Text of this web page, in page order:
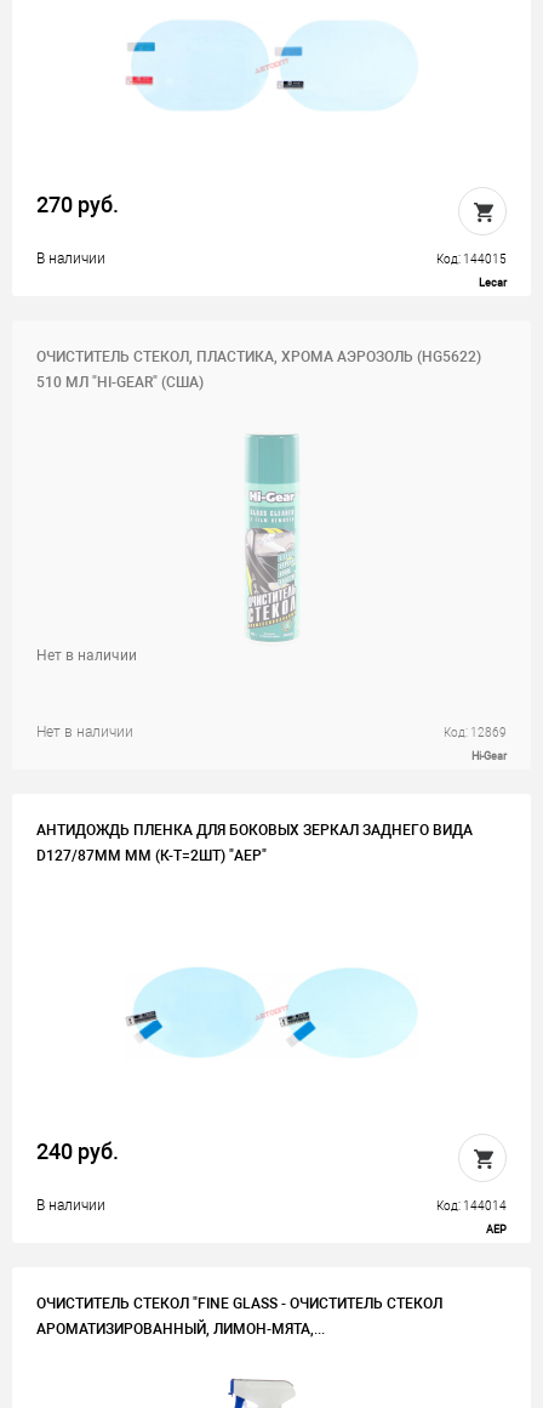
270 руб.
В наличии Код: 144015
Lecar
ОЧИСТИТЕЛЬ СТЕКОЛ, ПЛАСТИКА, ХРОМА АЭРОЗОЛЬ (HG5622)
510 МЛ "HI-GEAR" (США)
Нет в наличии Код: 12869
Hi-Gear
Нет в наличии
АНТИДОЖДЬ ПЛЕНКА ДЛЯ БОКОВЫХ ЗЕРКАЛ ЗАДНЕГО ВИДА
D127/87ММ ММ (К-Т=2ШТ) "AEP"
240 руб.
В наличии Код: 144014
AEP
ОЧИСТИТЕЛЬ СТЕКОЛ "FINE GLASS - ОЧИСТИТЕЛЬ СТЕКОЛ
АРОМАТИЗИРОВАННЫЙ, ЛИМОН-МЯТА,...